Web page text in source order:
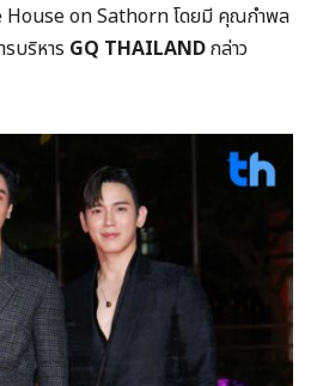
on Sathorn โดยมี คุณกำพล
บริหาร GQ THAILANDกล่าว